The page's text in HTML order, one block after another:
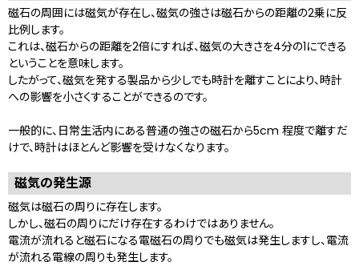
磁石の周囲には磁気が存在し、磁気の強さは磁石からの距離の2乗に反
比例します。
これは、磁石からの距離を2倍にすれば、磁気の大きさを4分の1にできる
ということを意味します。
したがって、磁気を発する製品から少しでも時計を離すことにより、時計
への影響を小さくすることができるのです。
一般的に、日常生活内にある普通の強さの磁石から5cm 程度で離すだ
けで、時計はほとんど影響を受けなくなります。
磁気の発生源
磁気は磁石の周りに存在します。
しかし、磁石の周りにだけ存在するわけではありません。
電流が流れると磁石になる電磁石の周りでも磁気は発生しますし、電流
が流れる電線の周りも発生します。